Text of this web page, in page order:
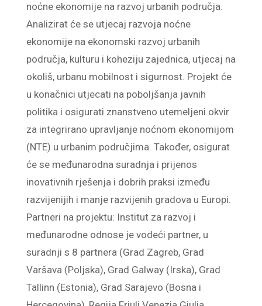
noćne ekonomije na razvoj urbanih područja.
Analizirat će se utjecaj razvoja noćne
ekonomije na ekonomski razvoj urbanih
područja, kulturu i koheziju zajednica, utjecaj na
okoliš, urbanu mobilnost i sigurnost. Projekt će
u konačnici utjecati na poboljšanja javnih
politika i osigurati znanstveno utemeljeni okvir
za integrirano upravljanje noćnom ekonomijom
(NTE) u urbanim područjima. Također, osigurat
će se međunarodna suradnja i prijenos
inovativnih rješenja i dobrih praksi između
razvijenijih i manje razvijenih gradova u Europi.
Partneri na projektu: Institut za razvoj i
međunarodne odnose je vodeći partner, u
suradnji s 8 partnera (Grad Zagreb, Grad
Varšava (Poljska), Grad Galway (Irska), Grad
Tallinn (Estonia), Grad Sarajevo (Bosna i